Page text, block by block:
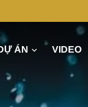
ÁN VIDEO